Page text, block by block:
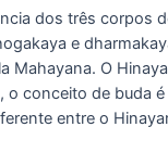
dos três corpos
e
Mahayana. O
o conceito de buda é
entre o